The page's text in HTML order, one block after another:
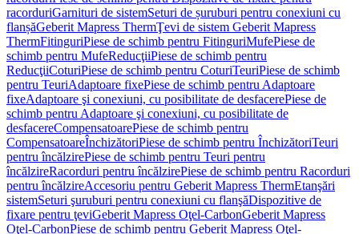
racorduriGarnituri de sistemSeturi de șuruburi pentru conexiuni cu
flanșăGeberit Mapress ThermŢevi de sistem Geberit Mapress
ThermFitinguriPiese de schimb pentru FitinguriMufePiese de
schimb pentru MufeReducţiiPiese de schimb pentru
ReducţiiCoturiPiese de schimb pentru CoturiTeuriPiese de schimb
pentru TeuriAdaptoare fixePiese de schimb pentru Adaptoare
fixeAdaptoare şi conexiuni, cu posibilitate de desfacerePiese de
schimb pentru Adaptoare şi conexiuni, cu posibilitate de
desfacereCompensatoarePiese de schimb pentru
CompensatoareÎnchizătoriPiese de schimb pentru ÎnchizătoriTeuri
pentru încălzirePiese de schimb pentru Teuri pentru
încălzireRacorduri pentru încălzirePiese de schimb pentru Racorduri
pentru încălzireAccesoriu pentru Geberit Mapress ThermEtanşări
sistemSeturi şuruburi pentru conexiuni cu flanşăDispozitive de
fixare pentru ţeviGeberit Mapress Oţel-CarbonGeberit Mapress
Oţel-CarbonPiese de schimb pentru Geberit Mapress Oţel-